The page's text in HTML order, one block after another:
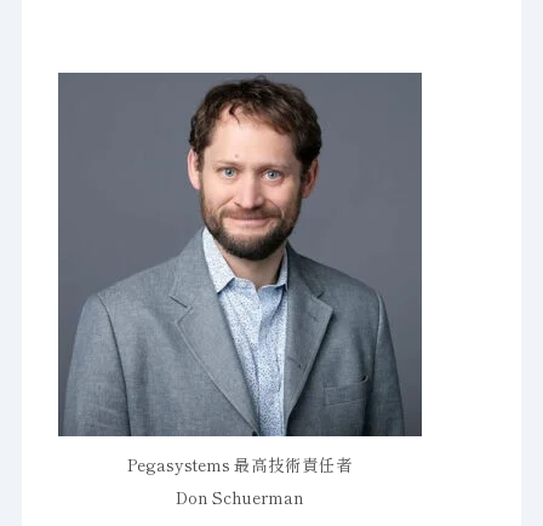
Pegasystems 最高技術責任者
Don Schuerman